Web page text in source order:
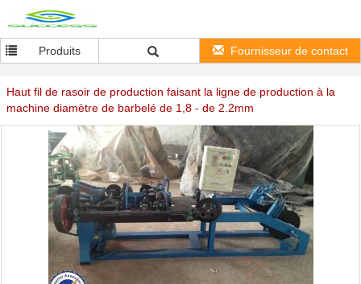
Produits Fournisseur de contact
Haut fil de rasoir de production faisant la ligne de production à la
machine diamètre de barbelé de 1,8 - de 2.2mm